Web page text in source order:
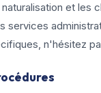
et les
services
n'hésitez